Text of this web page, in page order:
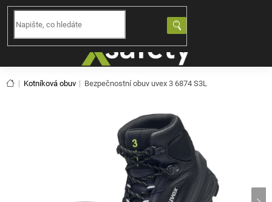
Přejít
obsah
Domů
Kotníková obuv Bezpečnostní obuv uvex 3 6874 S3L